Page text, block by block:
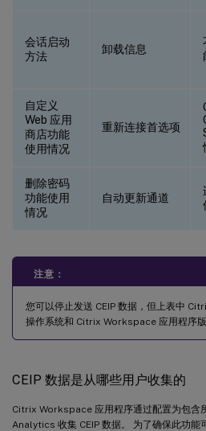
会话启动
方法
卸载信息
自定义
Web 应用
商店功能
使用情况
重新连接首选项
删除密码
功能使用
情况
自动更新通道
注意：
您可以停止发送 CEIP 数据，但上表中
操作系统和 Citrix Workspace 应用程序版
CEIP 数据是从哪些用户收集的
Citrix Workspace 应用程序通过配置为包含
Analytics 收集 CEIP 数据。 为了确保此功能